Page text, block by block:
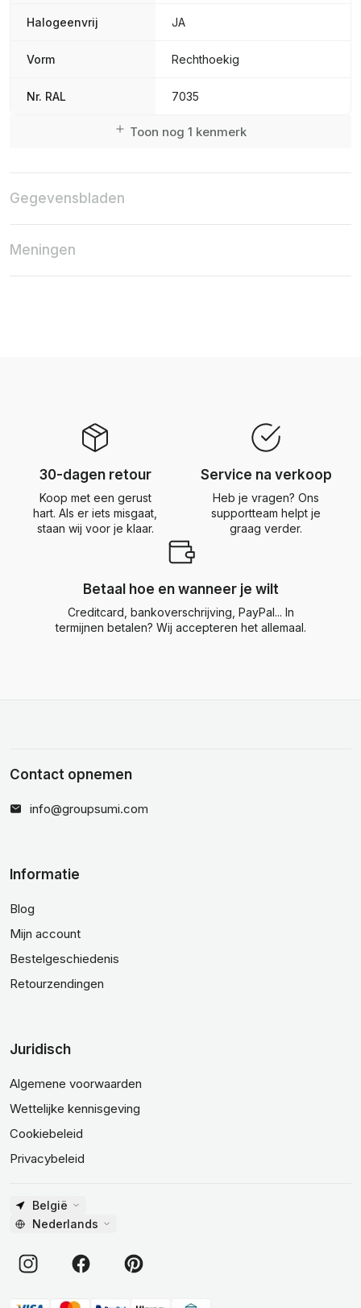
Halogeenvrij JA
Vorm Rechthoekig
Nr. RAL 7035
Toon nog 1 kenmerk
Gegevensbladen
Meningen
30-dagen retour
Koop met een gerust
hart. Als er iets misgaat,
staan wij voor je klaar.
Service na verkoop
Heb je vragen? Ons
supportteam helpt je
graag verder.
Betaal hoe en wanneer je wilt
Creditcard, bankoverschrijving, PayPal... In
termijnen betalen? Wij accepteren het allemaal.
Contact opnemen
info@groupsumi.com
Informatie
Blog
Mijn account
Bestelgeschiedenis
Retourzendingen
Juridisch
Algemene voorwaarden
Wettelijke kennisgeving
Cookiebeleid
Privacybeleid
België
Nederlands